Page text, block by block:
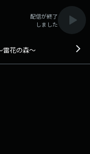
ライベートでも大の仲良し
す。 今年の夏、3人が開催
3人でラジオをやりたい」
ークをお送りしま
1134joqr」 文化放
配信が終了
しました
雷花の森～